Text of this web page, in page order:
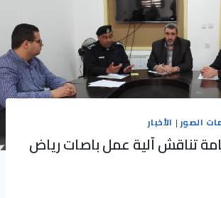
الصور | الأخبار
تناقش آلية عمل باصات رياض